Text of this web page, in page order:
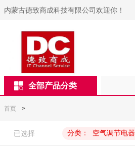
内蒙古德致商成科技有限公司欢迎你！
全部产品分类
首页 >
已选择 分类： 空气调节电器